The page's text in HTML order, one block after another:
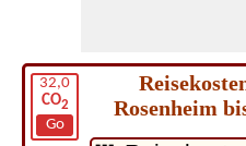
32,0
CO2
Go
Rosenheim